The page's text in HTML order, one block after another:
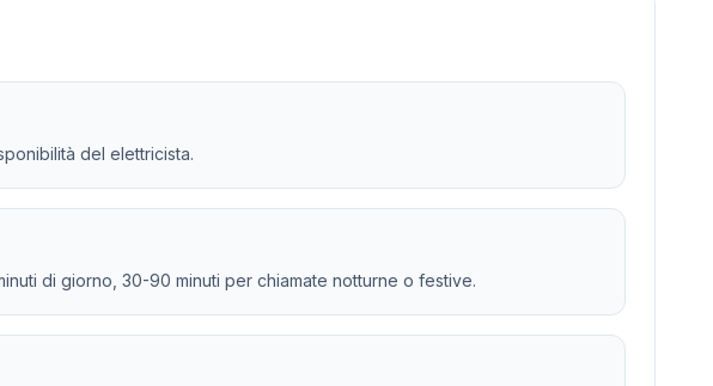
del elettricista.
di giorno, 30-90 minuti per chiamate notturne o festive.